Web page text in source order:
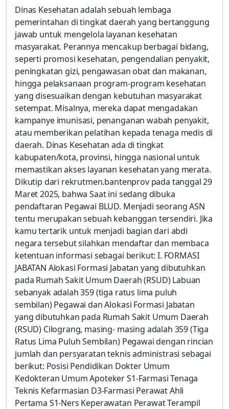
Dinas Kesehatan adalah sebuah lembaga
pemerintahan di tingkat daerah yang bertanggung
jawab untuk mengelola layanan kesehatan
masyarakat. Perannya mencakup berbagai bidang,
seperti promosi kesehatan, pengendalian penyakit,
peningkatan gizi, pengawasan obat dan makanan,
hingga pelaksanaan program-program kesehatan
yang disesuaikan dengan kebutuhan masyarakat
setempat. Misalnya, mereka dapat mengadakan
kampanye imunisasi, penanganan wabah penyakit,
atau memberikan pelatihan kepada tenaga medis di
daerah. Dinas Kesehatan ada di tingkat
kabupaten/kota, provinsi, hingga nasional untuk
memastikan akses layanan kesehatan yang merata.
Dikutip dari rekrutmen.bantenprov pada tanggal 29
Maret 2025, bahwa Saat ini sedang dibuka
pendaftaran Pegawai BLUD. Menjadi seorang ASN
tentu merupakan sebuah kebanggan tersendiri. Jika
kamu tertarik untuk menjadi bagian dari abdi
negara tersebut silahkan mendaftar dan membaca
ketentuan informasi sebagai berikut: I. FORMASI
JABATAN Alokasi Formasi Jabatan yang dibutuhkan
pada Rumah Sakit Umum Daerah (RSUD) Labuan
sebanyak adalah 359 (tiga ratus lima puluh
sembilan) Pegawai dan Alokasi Formasi Jabatan
yang dibutuhkan pada Rumah Sakit Umum Daerah
(RSUD) Cilograng, masing- masing adalah 359 (Tiga
Ratus Lima Puluh Sembilan) Pegawai dengan rincian
jumlah dan persyaratan teknis administrasi sebagai
berikut: Posisi Pendidikan Dokter Umum
Kedokteran Umum Apoteker S1-Farmasi Tenaga
Teknis Kefarmasian D3-Farmasi Perawat Ahli
Pertama S1-Ners Keperawatan Perawat Terampil